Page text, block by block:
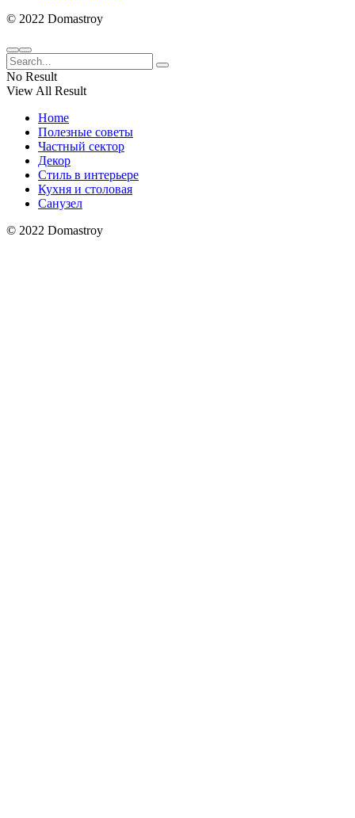
© 2022 Domastroy
No Result
View All Result
Home
Полезные советы
Частный сектор
Декор
Стиль в интерьере
Кухня и столовая
Санузел
© 2022 Domastroy